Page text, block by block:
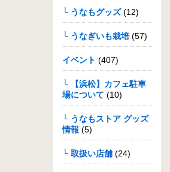
└ うなもグッズ(12)
└ うなぎいも栽培(57)
イベント (407)
└ 【浜松】カフェ駐車
場について (10)
└ うなもストア グッズ
情報 (5)
└ 取扱い店舗 (24)